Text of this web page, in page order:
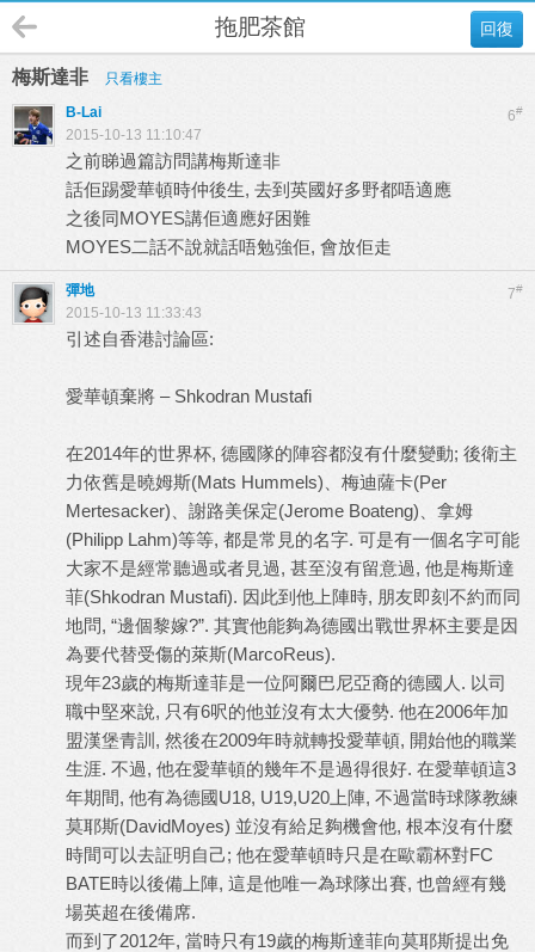
回復
拖肥茶館
梅斯達非 只看樓主
6#
B-Lai
2015-10-13 11:10:47
之前睇過篇訪問講梅斯達非
話佢踢愛華頓時仲後生, 去到英國好多野都唔適應
之後同MOYES講佢適應好困難
MOYES二話不說就話唔勉強佢, 會放佢走
7#
彈地
2015-10-13 11:33:43
引述自香港討論區:
愛華頓棄將 – Shkodran Mustafi
在2014年的世界杯, 德國隊的陣容都沒有什麼變動; 後衛主
力依舊是曉姆斯(Mats Hummels)、梅迪薩卡(Per
Mertesacker)、謝路美保定(Jerome Boateng)、拿姆
(Philipp Lahm)等等, 都是常見的名字. 可是有一個名字可能
大家不是經常聽過或者見過, 甚至沒有留意過, 他是梅斯達
菲(Shkodran Mustafi). 因此到他上陣時, 朋友即刻不約而同
地問, “邊個黎嫁?”. 其實他能夠為德國出戰世界杯主要是因
為要代替受傷的萊斯(MarcoReus).
現年23歲的梅斯達菲是一位阿爾巴尼亞裔的德國人. 以司
職中堅來說, 只有6呎的他並沒有太大優勢. 他在2006年加
盟漢堡青訓, 然後在2009年時就轉投愛華頓, 開始他的職業
生涯. 不過, 他在愛華頓的幾年不是過得很好. 在愛華頓這3
年期間, 他有為德國U18, U19,U20上陣, 不過當時球隊教練
莫耶斯(DavidMoyes) 並沒有給足夠機會他, 根本沒有什麼
時間可以去証明自己; 他在愛華頓時只是在歐霸杯對FC
BATE時以後備上陣, 這是他唯一為球隊出賽, 也曾經有幾
場英超在後備席.
而到了2012年, 當時只有19歲的梅斯達菲向莫耶斯提出免